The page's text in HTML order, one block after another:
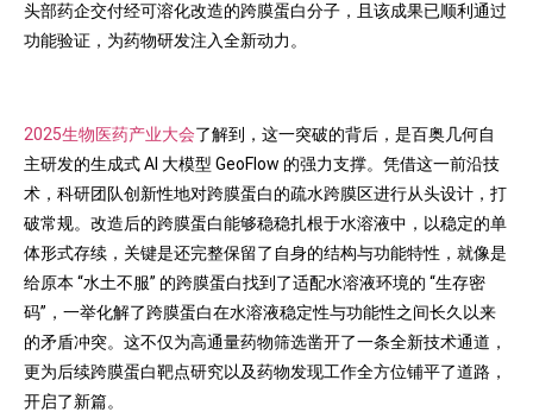
头部药企交付经可溶化改造的跨膜蛋白分子，且该成果已顺利通过
功能验证，为药物研发注入全新动力。
2025生物医药产业大会了解到，这一突破的背后，是百奥几何自
主研发的生成式 AI 大模型 GeoFlow 的强力支撑。凭借这一前沿技
术，科研团队创新性地对跨膜蛋白的疏水跨膜区进行从头设计，打
破常规。改造后的跨膜蛋白能够稳稳扎根于水溶液中，以稳定的单
体形式存续，关键是还完整保留了自身的结构与功能特性，就像是
给原本 “水土不服” 的跨膜蛋白找到了适配水溶液环境的 “生存密
码”，一举化解了跨膜蛋白在水溶液稳定性与功能性之间长久以来
的矛盾冲突。这不仅为高通量药物筛选凿开了一条全新技术通道，
更为后续跨膜蛋白靶点研究以及药物发现工作全方位铺平了道路，
开启了新篇。